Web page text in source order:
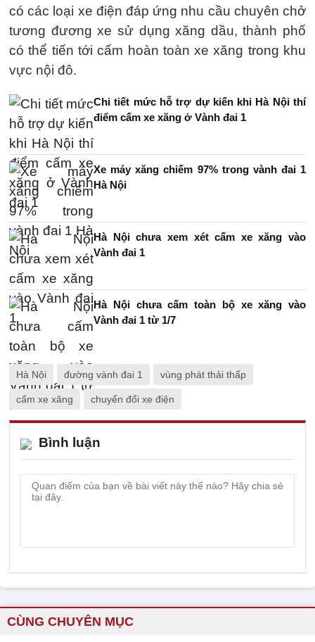
có các loại xe điện đáp ứng nhu cầu chuyên chở
tương đương xe sử dụng xăng dầu, thành phố
có thể tiến tới cấm hoàn toàn xe xăng trong khu
vực nội đô.
Chi tiết mức hỗ trợ dự kiến khi Hà Nội thí
điểm cấm xe xăng ở Vành đai 1
Xe máy xăng chiếm 97% trong vành đai 1
Hà Nội
Hà Nội chưa xem xét cấm xe xăng vào
Vành đai 1
Hà Nội chưa cấm toàn bộ xe xăng vào
Vành đai 1 từ 1/7
Hà Nội đường vành đai 1 vùng phát thải thấp
cấm xe xăng chuyển đổi xe điện
Bình luận
CÙNG CHUYÊN MỤC